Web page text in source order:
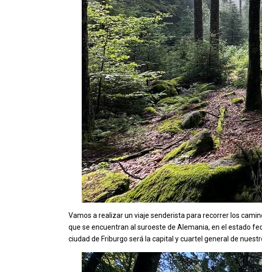
Vamos a realizar un viaje senderista para recorrer los
que se encuentran al suroeste de Alemania, en el estado
ciudad de Friburgo será la capital y cuartel general de